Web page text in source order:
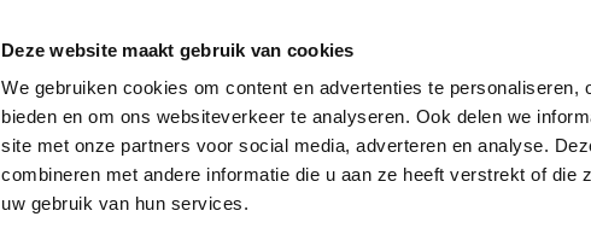
Deze website maakt gebruik van cookies
We gebruiken cookies om content en advertenties te personaliseren,
bieden en om ons websiteverkeer te analyseren. Ook delen we
site met onze partners voor social media, adverteren en analyse.
combineren met andere informatie die u aan ze heeft verstrekt of die
uw gebruik van hun services.
Hoe werkt het? Deelnemers